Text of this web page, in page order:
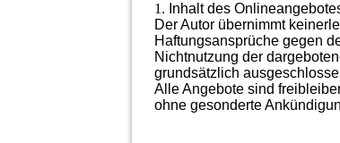
1 . Inhalt des
Der Autor übernimmt
Haftungsansprüche gegen
Nichtnutzung der
grundsätzlich
Alle Angebote sind
ohne gesonderte